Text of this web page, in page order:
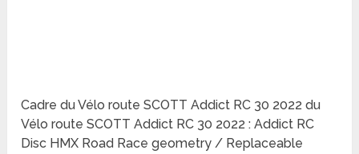
Cadre du Vélo route SCOTT Addict RC 30 2022 du
Vélo route SCOTT Addict RC 30 2022 : Addict RC
Disc HMX Road Race geometry / Replaceable